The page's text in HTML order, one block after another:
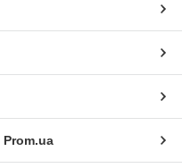
Prom.ua